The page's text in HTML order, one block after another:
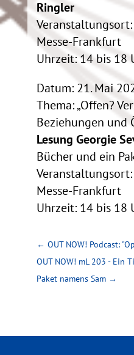
Ringler
Messe-Frankfurt
Uhrzeit: 14 bis 18
Datum: 21. Mai
Thema: „Offen?
Beziehungen und
Lesung Georgie
Bücher und ein
Messe-Frankfurt
Uhrzeit: 14 bis 18
← OUT NOW! Podcast:
OUT NOW! mL 203 - Ein
Paket namens Sam→